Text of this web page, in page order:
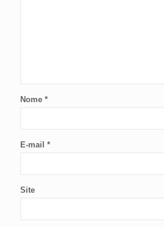
Nome *
E-mail *
Site